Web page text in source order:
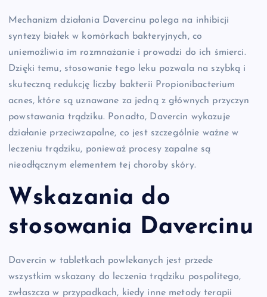
Mechanizm działania Davercinu polega na inhibicji
syntezy białek w komórkach bakteryjnych, co
uniemożliwia im rozmnażanie i prowadzi do ich śmierci.
Dzięki temu, stosowanie tego leku pozwala na szybką i
skuteczną redukcję liczby bakterii Propionibacterium
acnes, które są uznawane za jedną z głównych przyczyn
powstawania trądziku. Ponadto, Davercin wykazuje
działanie przeciwzapalne, co jest szczególnie ważne w
leczeniu trądziku, ponieważ procesy zapalne są
nieodłącznym elementem tej choroby skóry.
Wskazania do
stosowania Davercinu
Davercin w tabletkach powlekanych jest przede
wszystkim wskazany do leczenia trądziku pospolitego,
zwłaszcza w przypadkach, kiedy inne metody terapii